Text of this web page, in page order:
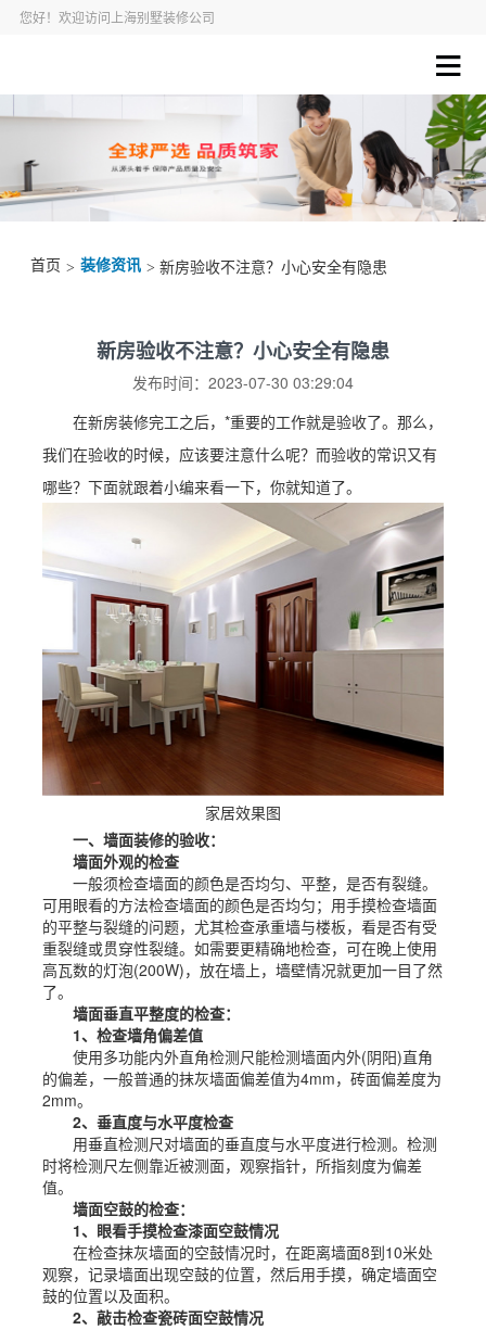
您好！欢迎访问上海别墅装修公司
首页 > 装修资讯 > 新房验收不注意？小心安全有隐患
新房验收不注意？小心安全有隐患
发布时间：2023-07-30 03:29:04
在新房装修完工之后，*重要的工作就是验收了。那么，
我们在验收的时候，应该要注意什么呢？而验收的常识又有
哪些？下面就跟着小编来看一下，你就知道了。
家居效果图
一、墙面装修的验收：
墙面外观的检查
一般须检查墙面的颜色是否均匀、平整，是否有裂缝。
可用眼看的方法检查墙面的颜色是否均匀；用手摸检查墙面
的平整与裂缝的问题，尤其检查承重墙与楼板，看是否有受
重裂缝或贯穿性裂缝。如需要更精确地检查，可在晚上使用
高瓦数的灯泡(200W)，放在墙上，墙壁情况就更加一目了然
了。
墙面垂直平整度的检查：
1、检查墙角偏差值
使用多功能内外直角检测尺能检测墙面内外(阴阳)直角
的偏差，一般普通的抹灰墙面偏差值为4mm，砖面偏差度为
2mm。
2、垂直度与水平度检查
用垂直检测尺对墙面的垂直度与水平度进行检测。检测
时将检测尺左侧靠近被测面，观察指针，所指刻度为偏差
值。
墙面空鼓的检查：
1、眼看手摸检查漆面空鼓情况
在检查抹灰墙面的空鼓情况时，在距离墙面8到10米处
观察，记录墙面出现空鼓的位置，然后用手摸，确定墙面空
鼓的位置以及面积。
2、敲击检查瓷砖面空鼓情况